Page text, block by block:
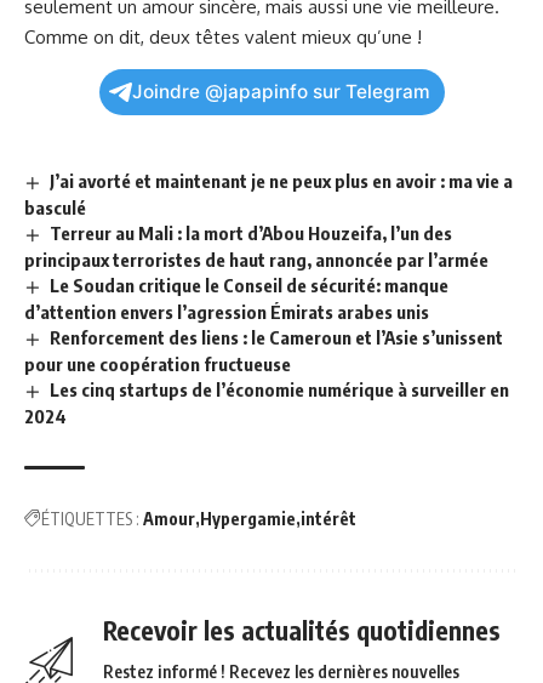
seulement un⁤ amour sincère, ⁤mais aussi une vie meilleure.
Comme ‍on dit, deux têtes valent mieux qu’une !
Joindre @japapinfo sur Telegram
J’ai avorté et maintenant je ne peux plus en avoir : ma vie a
basculé
Terreur au Mali : la mort d’Abou Houzeifa, l’un des
principaux terroristes de haut rang, annoncée par l’armée
Le Soudan critique le Conseil de sécurité: manque
d’attention envers l’agression Émirats arabes unis
Renforcement des liens : le Cameroun et l’Asie s’unissent
pour une coopération fructueuse
Les cinq startups de l’économie numérique à surveiller en
2024
ÉTIQUETTES : Amour Hypergamie intérêt
Recevoir les actualités quotidiennes
Restez informé ! Recevez les dernières nouvelles